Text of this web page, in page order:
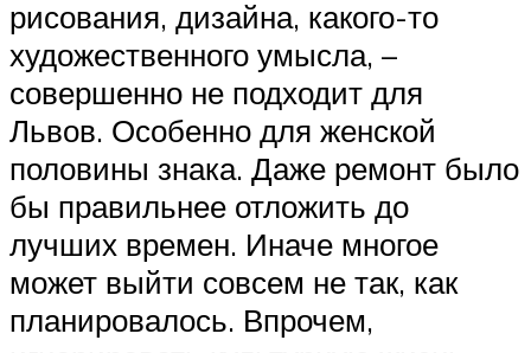
рисования, дизайна, какого-то
художественного умысла, –
совершенно не подходит для
Львов. Особенно для женской
половины знака. Даже ремонт было
бы правильнее отложить до
лучших времен. Иначе многое
может выйти совсем не так, как
планировалось. Впрочем,